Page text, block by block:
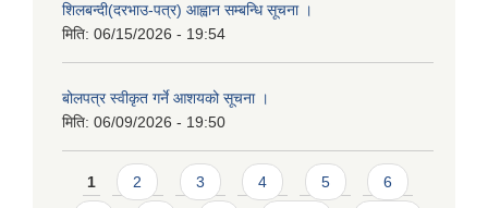
शिलबन्दी(दरभाउ-पत्र) आह्वान सम्बन्धि सूचना ।
मिति: 06/15/2026 - 19:54
बोलपत्र स्वीकृत गर्ने आशयको सूचना ।
मिति: 06/09/2026 - 19:50
Pages
1 2 3 4 5 6